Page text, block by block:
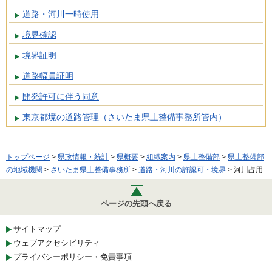
道路・河川一時使用
境界確認
境界証明
道路幅員証明
開発許可に伴う同意
東京都境の道路管理（さいたま県土整備事務所管内）
トップページ > 県政情報・統計 > 県概要 > 組織案内 > 県土整備部 > 県土整備部
の地域機関 > さいたま県土整備事務所 > 道路・河川の許認可・境界 > 河川占用
ページの先頭へ戻る
サイトマップ
ウェブアクセシビリティ
プライバシーポリシー・免責事項